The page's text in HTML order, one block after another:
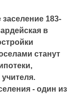
183-
в
станут
- один из